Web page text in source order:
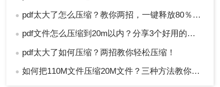
● pdf太大了怎么压缩？教你两招，一键释放80％体积！
● pdf文件怎么压缩到20m以内？分享3个好用的方法，简单又快捷！
● pdf太大了如何压缩？两招教你轻松压缩！
● 如何把110M文件压缩20M文件？三种方法教你压缩图片！